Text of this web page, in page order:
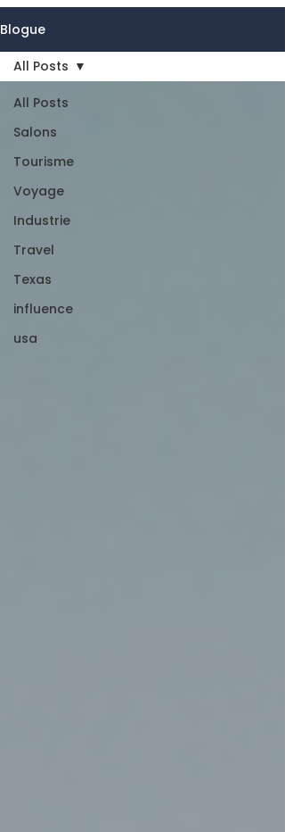
Blogue
All Posts
Salons
Tourisme
Voyage
Industrie
Travel
Texas
influence
usa
All Posts